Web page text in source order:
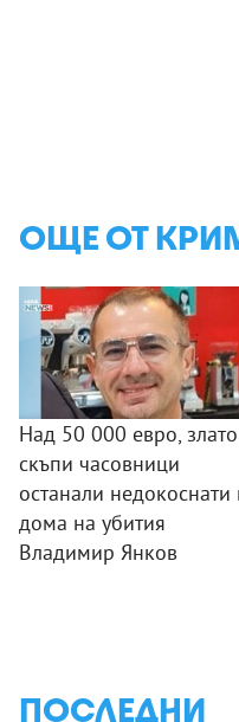
ОЩЕ ОТ
Над 50 000 евро,
скъпи часовници
останали недокоснати
дома на убития
Владимир Янков
ПОСЛЕДНИ